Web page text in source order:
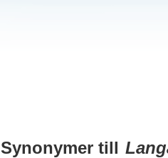
Synonymer till